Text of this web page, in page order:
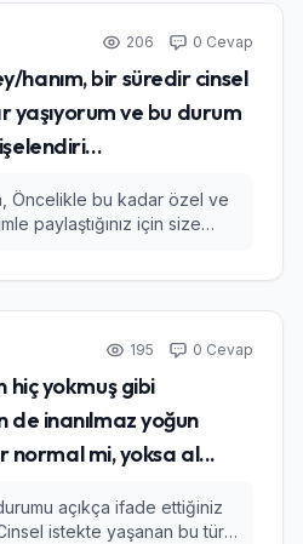
206 0 Cevap
hanım, bir süredir cinsel
yaşıyorum ve bu durum
Öncelikle bu kadar özel ve
paylaştığınız için size
195 0 Cevap
hiç yokmuş gibi
de inanılmaz yoğun
normal mi, yoksa al...
açıkça ifade ettiğiniz
istekte yaşanan bu tür